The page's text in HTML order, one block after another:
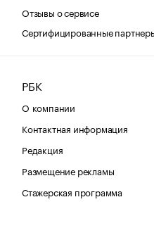
Отзывы о сервисе
Сертифицированные
РБК
О компании
Контактная информация
Редакция
Размещение рекламы
Стажерская программа